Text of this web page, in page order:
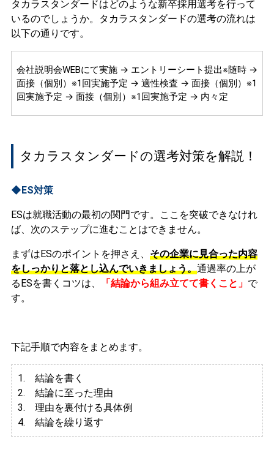
タカラスタンダードはどのような新卒採用選考を行って
いるのでしょうか。タカラスタンダードの選考の流れは
以下の通りです。
会社説明会WEBにて実施 → エントリーシート提出※随時 →
面接（個別）※1回実施予定 → 適性検査 → 面接（個別）※1
回実施予定 → 面接（個別）※1回実施予定 → 内々定
タカラスタンダードの選考対策を解説！
◆ES対策
ESは就職活動の最初の関門です。ここを突破できなけれ
ば、次のステップに進むことはできません。
まずはESのポイントを押さえ、 その企業に見合った内容
をしっかりと落とし込んでいきましょう。通過率の上が
るESを書くコツは、
「結論から組み立てて書くこと」 で
す。
下記手順で内容をまとめます。
1. 結論を書く
2. 結論に至った理由
3. 理由を裏付ける具体例
4. 結論を繰り返す